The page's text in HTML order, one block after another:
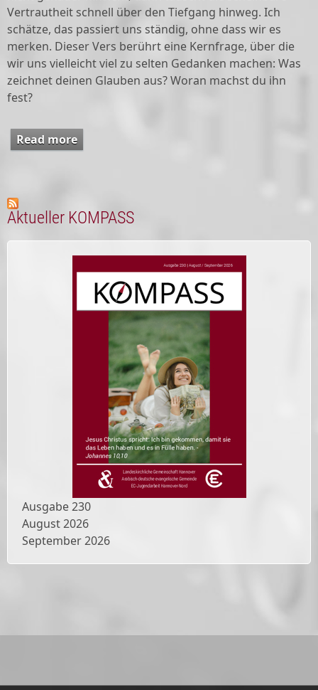
Vertrautheit schnell über den Tiefgang hinweg. Ich
schätze, das passiert uns ständig, ohne dass wir es
merken. Dieser Vers berührt eine Kernfrage, über die
wir uns vielleicht viel zu selten Gedanken machen: Was
zeichnet deinen Glauben aus? Woran machst du ihn
fest?
Read more
Aktueller KOMPASS
Ausgabe230
August 2026
September 2026